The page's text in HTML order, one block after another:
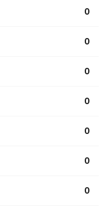
0
0
0
0
0
0
0